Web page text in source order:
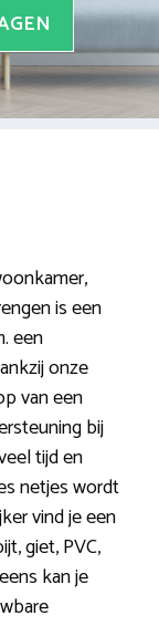
is een
een
onze
van een
bij
tijd en
netjes wordt
vind je een
giet, PVC,
kan je